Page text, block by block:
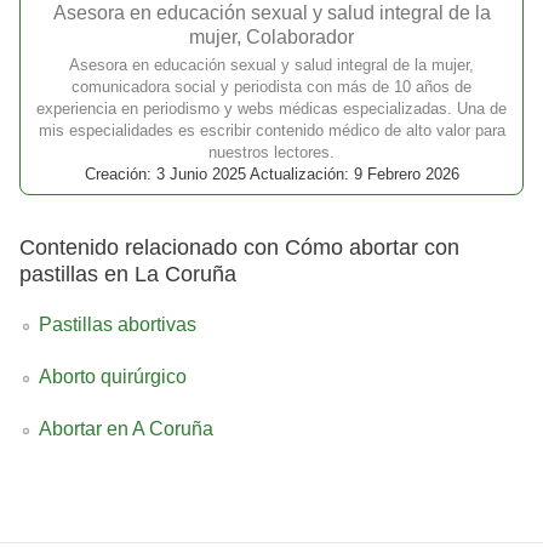
Asesora en educación sexual y salud integral de la
mujer, Colaborador
Asesora en educación sexual y salud integral de la mujer,
comunicadora social y periodista con más de 10 años de
experiencia en periodismo y webs médicas especializadas. Una de
mis especialidades es escribir contenido médico de alto valor para
nuestros lectores.
Creación: 3 Junio 2025 Actualización: 9 Febrero 2026
Contenido relacionado con Cómo abortar con
pastillas en La Coruña
Pastillas abortivas
Aborto quirúrgico
Abortar en A Coruña